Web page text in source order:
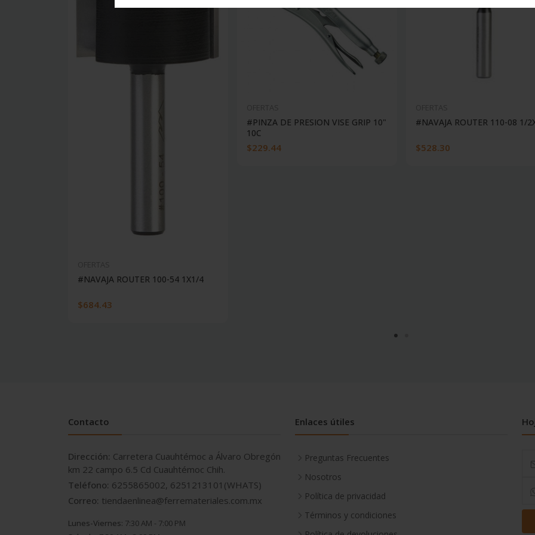
#NAVAJA ROUTER 100-54 1X1/4
$684.43
#PINZA DE PRESION VISE GRIP 10"
10C
$229.44
#NAVAJA ROUTER 110-08 1/
$528.30
Contacto
Dirección: Carretera Cuauhtémoc a Álvaro Obregón
km 22 campo 6.5 Cd Cuauhtémoc Chih.
Teléfono: 6255865002, 6251213101(WHATS)
Correo: tiendaenlinea@ferremateriales.com.mx
Lunes-Viernes: 7:30 AM - 7:00 PM
Enlaces útiles
Preguntas Frecuentes
Nosotros
Política de privacidad
Términos y condiciones